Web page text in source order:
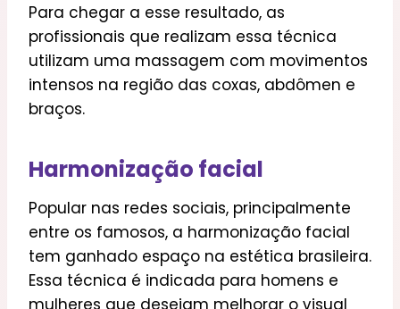
Para chegar a esse resultado, as
profissionais que realizam essa técnica
utilizam uma massagem com movimentos
intensos na região das coxas, abdômen e
braços.
Harmonização facial
Popular nas redes sociais, principalmente
entre os famosos, a harmonização facial
tem ganhado espaço na estética brasileira.
Essa técnica é indicada para homens e
mulheres que desejam melhorar o visual